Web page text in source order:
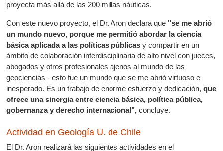
proyecta más allá de las 200 millas náuticas.
Con este nuevo proyecto, el Dr. Aron declara que "se me abrió
un mundo nuevo, porque me permitió abordar la ciencia
básica aplicada a las políticas públicas y compartir en un
ámbito de colaboración interdisciplinaria de alto nivel con jueces,
abogados y otros profesionales ajenos al mundo de las
geociencias - esto fue un mundo que se me abrió virtuoso e
inesperado. Es un trabajo de enorme esfuerzo y dedicación,que
ofrece una sinergia entre ciencia básica, política pública,
gobernanza y derecho internacional", concluye.
Actividad en Geología U. de Chile
El Dr. Aron realizará las siguientes actividades en el